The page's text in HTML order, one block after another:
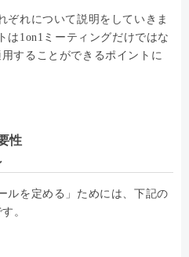
ぞれについて説明をしていきま
は1on1ミーティングだけではな
することができるポイントに
性
ルを定める」ためには、下記の
。